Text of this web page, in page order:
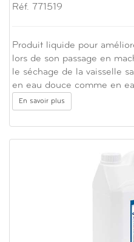
Réf. 771519
Produit liquide pour
lors de son passage en
le séchage de la vaisselle
en eau douce comme en
En savoir plus